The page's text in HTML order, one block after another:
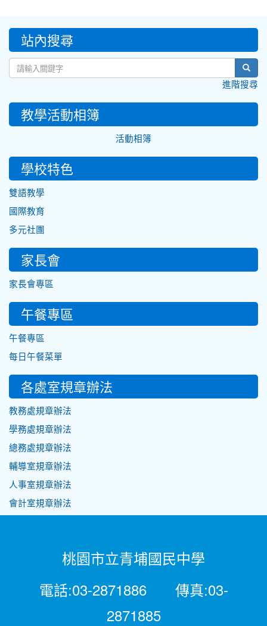
::: 站內搜尋
進階搜尋
教學活動相簿
活動相簿
學校特色
雙語教學
國際教育
多元社團
家長會
家長會專區
午餐專區
午餐專區
每日午餐菜單
各處室規章辦法
教務處規章辦法
學務處規章辦法
總務處規章辦法
輔導室規章辦法
人事室規章辦法
會計室規章辦法
桃園市立青埔國民中學
電話:03-2871886 傳真:03-
2871885